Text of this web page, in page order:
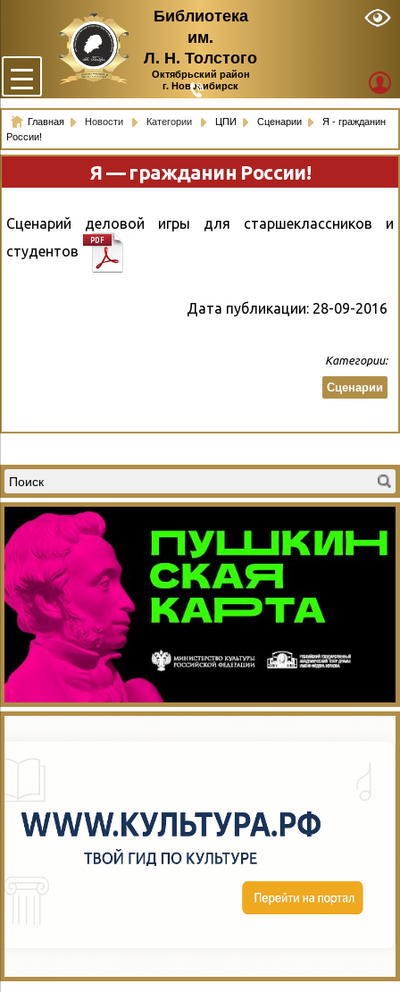
Библиотека
им.
Л. Н. Толстого
Октябрьский район
г. Новосибирск
Главная Новости Категории ЦПИ Сценарии
Я - гражданин
России!
Я — гражданин России!
Сценарий деловой игры для старшеклассников и
студентов
Дата публикации: 28-09-2016
Категории:
Сценарии